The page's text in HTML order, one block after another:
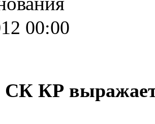
00:00
СК КР выражает